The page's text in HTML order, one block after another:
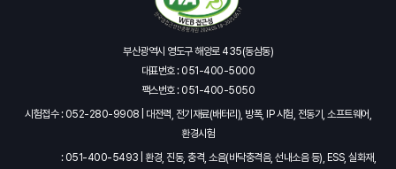
부산광역시 영도구 해양로 435(동삼동)
대표번호 : 051-400-5000
팩스번호 : 051-400-5050
시험접수 : 052-280-9908 | 대전력, 전기재료(배터리), 방폭, IP 시험, 전동기, 소프트웨어,
환경시험
: 051-400-5493 | 환경, 진동, 충격, 소음(바닥충격음, 선내소음 등), ESS, 실화재,